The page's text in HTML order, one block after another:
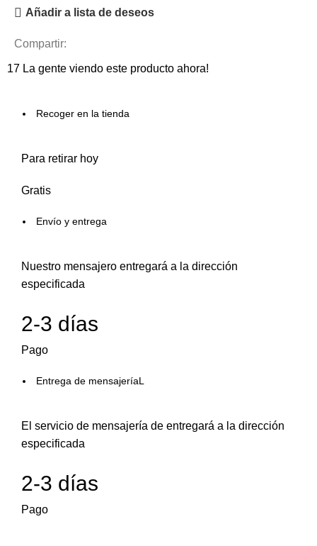
Añadir a lista de deseos
Compartir:
17 La gente viendo este producto ahora!
Recoger en la tienda
Para retirar hoy
Gratis
Envío y entrega
Nuestro mensajero entregará a la dirección
especificada
2-3 días
Pago
Entrega de mensajeríaL
El servicio de mensajería de entregará a la dirección
especificada
2-3 días
Pago